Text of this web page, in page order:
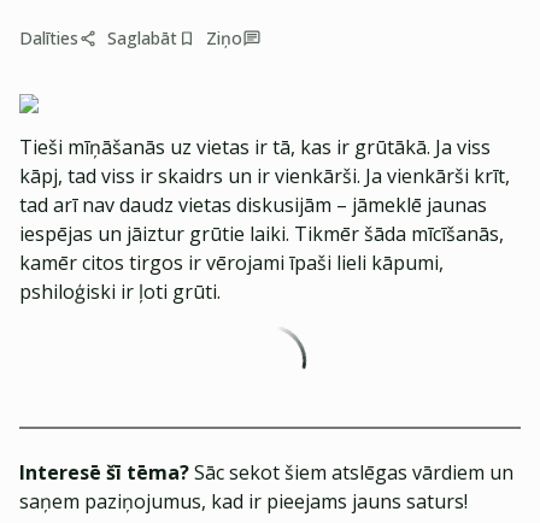
Dalīties Saglabāt Ziņo
Tieši mīņāšanās uz vietas ir tā, kas ir grūtākā. Ja viss
kāpj, tad viss ir skaidrs un ir vienkārši. Ja vienkārši krīt,
tad arī nav daudz vietas diskusijām – jāmeklē jaunas
iespējas un jāiztur grūtie laiki. Tikmēr šāda mīcīšanās,
kamēr citos tirgos ir vērojami īpaši lieli kāpumi,
pshiloģiski ir ļoti grūti.
Interesē šī tēma?Sāc sekot šiem atslēgas vārdiem un
saņem paziņojumus, kad ir pieejams jauns saturs!